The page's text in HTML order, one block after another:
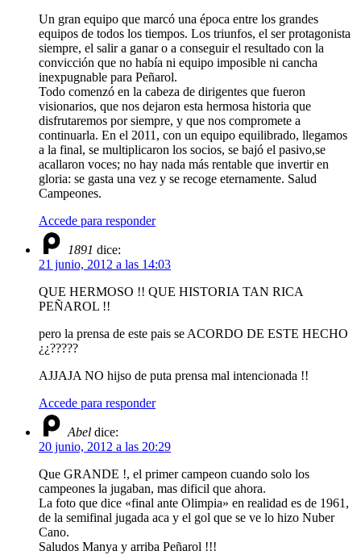
Un gran equipo que marcó una época entre los grandes
equipos de todos los tiempos. Los triunfos, el ser protagonista
siempre, el salir a ganar o a conseguir el resultado con la
convicción que no había ni equipo imposible ni cancha
inexpugnable para Peñarol.
Todo comenzó en la cabeza de dirigentes que fueron
visionarios, que nos dejaron esta hermosa historia que
disfrutaremos por siempre, y que nos compromete a
continuarla. En el 2011, con un equipo equilibrado, llegamos
a la final, se multiplicaron los socios, se bajó el pasivo,se
acallaron voces; no hay nada más rentable que invertir en
gloria: se gasta una vez y se recoge eternamente. Salud
Campeones.
Accede para responder
1891 dice:
21 junio, 2012 a las 14:03
QUE HERMOSO !! QUE HISTORIA TAN RICA
PEÑAROL !!
pero la prensa de este pais se ACORDO DE ESTE HECHO
¿¿?????
AJJAJA NO hijso de puta prensa mal intencionada !!
Accede para responder
Abel dice:
20 junio, 2012 a las 20:29
Que GRANDE !, el primer campeon cuando solo los
campeones la jugaban, mas dificil que ahora.
La foto que dice «final ante Olimpia» en realidad es de 1961,
de la semifinal jugada aca y el gol que se ve lo hizo Nuber
Cano.
Saludos Manya y arriba Peñarol !!!